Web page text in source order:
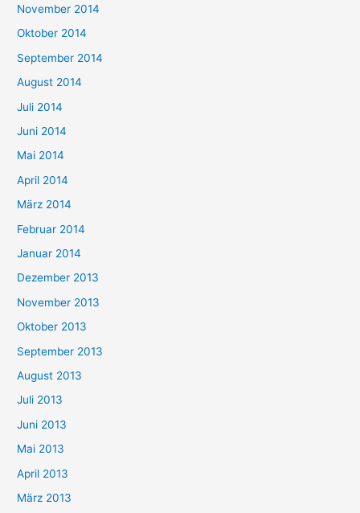
November 2014
Oktober 2014
September 2014
August 2014
Juli 2014
Juni 2014
Mai 2014
April 2014
März 2014
Februar 2014
Januar 2014
Dezember 2013
November 2013
Oktober 2013
September 2013
August 2013
Juli 2013
Juni 2013
Mai 2013
April 2013
März 2013